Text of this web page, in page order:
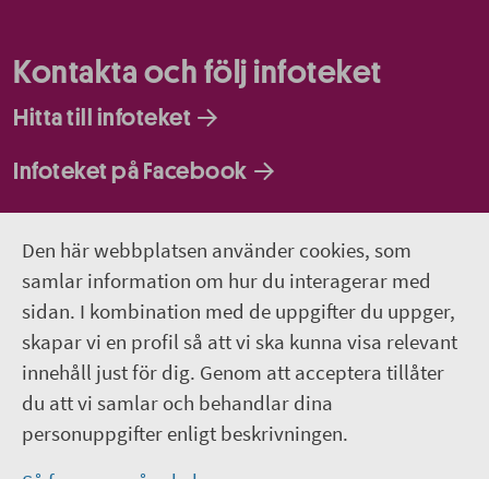
Den här webbplatsen använder cookies, som
samlar information om hur du interagerar med
sidan. I kombination med de uppgifter du uppger,
skapar vi en profil så att vi ska kunna visa relevant
innehåll just för dig. Genom att acceptera tillåter
du att vi samlar och behandlar dina
personuppgifter enligt beskrivningen.
Kontakta och följ infoteket
Hitta till infoteket
Infoteket på Facebook
Infoteket Play - vår egen filmkanal
018-611 66 77
infoteket@regionuppsala.se
Genvägar